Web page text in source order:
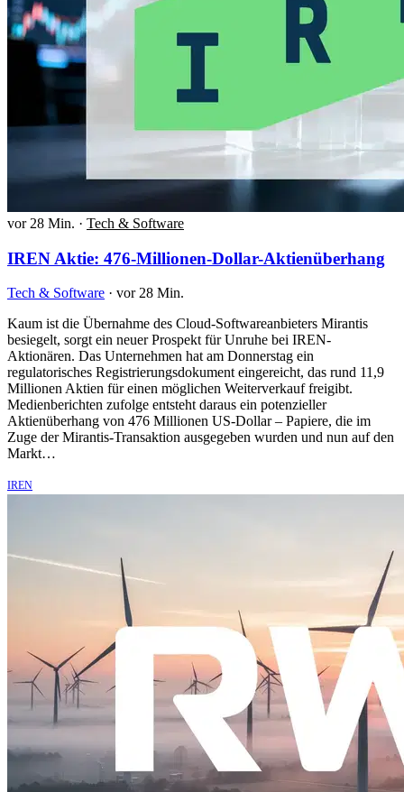
vor 28 Min. · Tech & Software
IREN Aktie: 476-Millionen-Dollar-Aktienüberhang
Tech & Software · vor 28 Min.
Kaum ist die Übernahme des Cloud-Softwareanbieters Mirantis
besiegelt, sorgt ein neuer Prospekt für Unruhe bei IREN-
Aktionären. Das Unternehmen hat am Donnerstag ein
regulatorisches Registrierungsdokument eingereicht, das rund 11,9
Millionen Aktien für einen möglichen Weiterverkauf freigibt.
Medienberichten zufolge entsteht daraus ein potenzieller
Aktienüberhang von 476 Millionen US-Dollar – Papiere, die im
Zuge der Mirantis-Transaktion ausgegeben wurden und nun auf den
Markt…
IREN